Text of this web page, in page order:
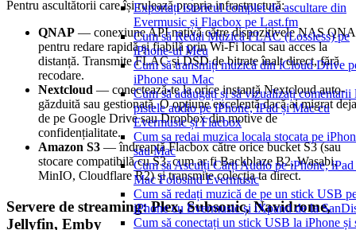
Exportați istoricul complet de ascultare din
Evermusic și Flacbox pe Last.fm
Cum să Redai Muzică FLAC (Lossless) pe
iPhone-ul Meu
Cum să transmiți muzică din iCloud Drive
iPhone sau Mac
Cum să adăugați și să vizualizați comentarii
pistele audio pe iPhone, iPad și Mac cu
Evermusic și Flacbox
Cum sa redai muzica locala stocata pe
sau Mac
Cum să Asculți Cărți Audio pe iPhone, iPad
Mac Folosind Evermusic
Cum să redați muzică de pe un stick USB
iPhone cu Evermusic și iXpand de la
Cum să conectați un stick USB la iPhone și
Pentru ascultătorii care își rulează propria infrastructură:
QNAP — conexiune API nativă către dispozitivele NAS
pentru redare rapidă și fiabilă prin Wi-Fi local sau acces la
distanță. Transmite FLAC și DSD de bitrate înalt direct, fără
recodare.
Nextcloud — conectează-te la orice instanță Nextcloud auto-
găzduită sau gestionată. O opțiune excelentă dacă ai migrat deja
de pe Google Drive sau Dropbox din motive de
confidențialitate.
Amazon S3 — îndreaptă Flacbox către orice bucket S3 (sau
stocare compatibilă cu S3, cum ar fi Backblaze B2, Wasabi,
MinIO, Cloudflare R2) și transmite colecția ta direct.
Servere de streaming: Plex, Subsonic, Navidrome,
Jellyfin, Emby